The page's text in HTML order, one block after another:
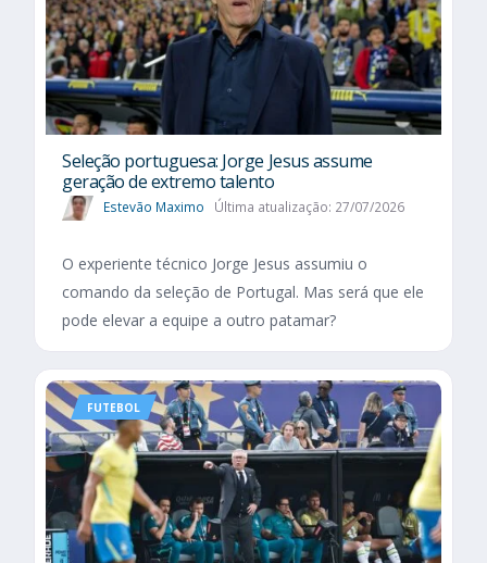
Seleção portuguesa: Jorge Jesus assume
geração de extremo talento
Estevão Maximo Última atualização: 27/07/2026
O experiente técnico Jorge Jesus assumiu o
comando da seleção de Portugal. Mas será que ele
pode elevar a equipe a outro patamar?
FUTEBOL